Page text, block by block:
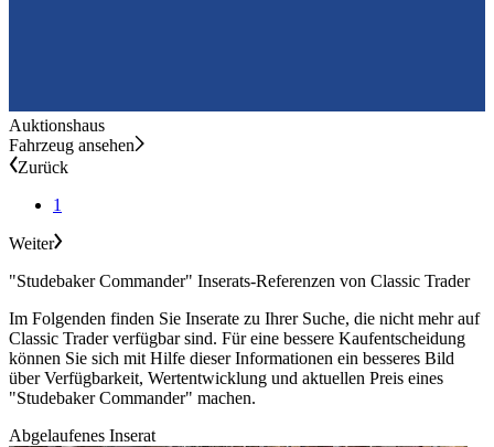
Auktionshaus
Fahrzeug ansehen
Zurück
1
Weiter
"Studebaker Commander" Inserats-Referenzen von Classic Trader
Im Folgenden finden Sie Inserate zu Ihrer Suche, die nicht mehr auf
Classic Trader verfügbar sind. Für eine bessere Kaufentscheidung
können Sie sich mit Hilfe dieser Informationen ein besseres Bild
über Verfügbarkeit, Wertentwicklung und aktuellen Preis eines
"Studebaker Commander" machen.
Abgelaufenes Inserat